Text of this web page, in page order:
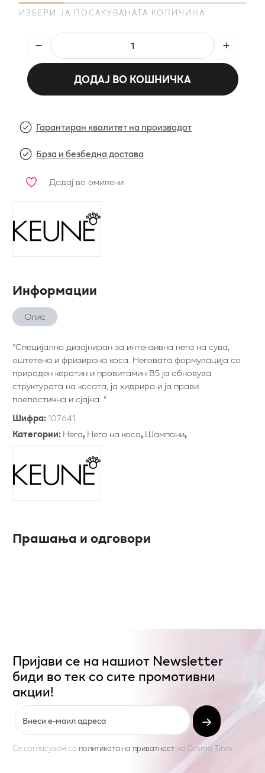
ИЗБЕРИ ЈА ПОСАКУВАНАТА КОЛИЧИНА
ДОДАЈ ВО КОШНИЧКА
Гарантиран квалитет на производот
Брза и безбедна достава
Додај во омилени
Информации
Опис
"Специјално дизајниран за интензивна нега на сува,
оштетена и фризирана коса. Неговата формулација со
природен кератин и провитамин B5 ја обновува
структурата на косата, ја хидрира и ја прави
поеластична и сјајна. "
Шифра:107641
Категории:Нега,Нега на коса,Шампони,
Прашања и одговори
Пријави се на нашиот Newsletter
биди во тек со сите промотивни
акции!
Се согласувам со политиката на приватност на Cosmo Tinex